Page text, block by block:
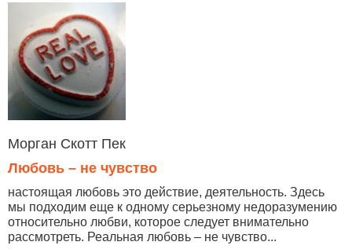
Морган Скотт Пек
Любовь – не чувство
настоящая любовь это действие, деятельность. Здесь
мы подходим еще к одному серьезному недоразумению
относительно любви, которое следует внимательно
рассмотреть. Реальная любовь – не чувство...